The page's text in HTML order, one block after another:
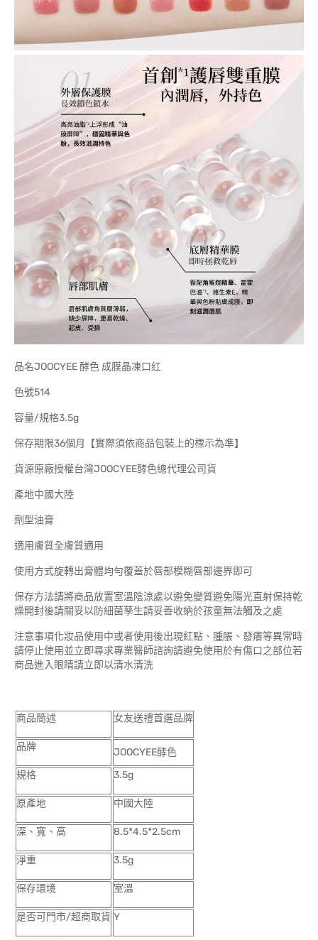
品名JOOCYEE 酵色 成膜晶凍口红
色號514
容量/規格3.5g
保存期限36個月【實際須依商品包裝上的標示為準】
貨源原廠授權台灣JOOCYEE酵色總代理公司貨
產地中國大陸
劑型油膏
適用膚質全膚質適用
使用方式旋轉出膏體均勻覆蓋於唇部模糊唇部邊界即可
保存方法請將商品放置室溫陰涼處以避免變質避免陽光直射保持乾
燥開封後請關妥以防細菌孳生請妥善收納於孩童無法觸及之處
注意事項化妝品使用中或者使用後出現紅點、腫脹、發癢等異常時
請停止使用並立即尋求專業醫師諮詢請避免使用於有傷口之部位若
商品進入眼睛請立即以清水清洗
商品簡述 女友送禮首選品牌
品牌
JOOCYEE酵色
規格
3.5g
原產地 中國大陸
深、寬、高 8.5*4.5*2.5cm
淨重 3.5g
保存環境 室溫
是否可門市/超商取貨 Y